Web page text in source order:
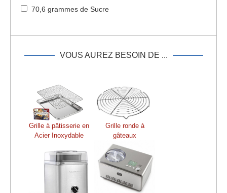
70,6 grammes de Sucre
VOUS AUREZ BESOIN DE ...
Grille à pâtisserie en
Acier Inoxydable
Grille ronde à
gâteaux